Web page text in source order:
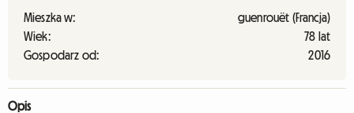
Mieszka w:
guenrouët (Francja)
Wiek:
78 lat
Gospodarz od:
2016
Opis